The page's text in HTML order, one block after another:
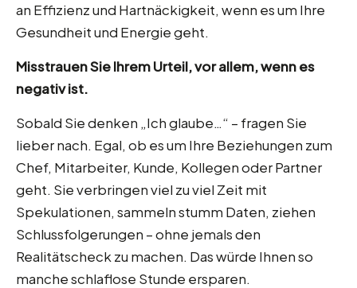
an Effizienz und Hartnäckigkeit, wenn es um Ihre
Gesundheit und Energie geht.
Misstrauen Sie Ihrem Urteil, vor allem, wenn es
negativ ist.
Sobald Sie denken „Ich glaube…“ – fragen Sie
lieber nach. Egal, ob es um Ihre Beziehungen zum
Chef, Mitarbeiter, Kunde, Kollegen oder Partner
geht. Sie verbringen viel zu viel Zeit mit
Spekulationen, sammeln stumm Daten, ziehen
Schlussfolgerungen – ohne jemals den
Realitätscheck zu machen. Das würde Ihnen so
manche schlaflose Stunde ersparen.